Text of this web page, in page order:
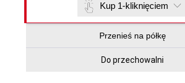
Kup 1-kliknięciem
Przenieś na półkę
Do przechowalni